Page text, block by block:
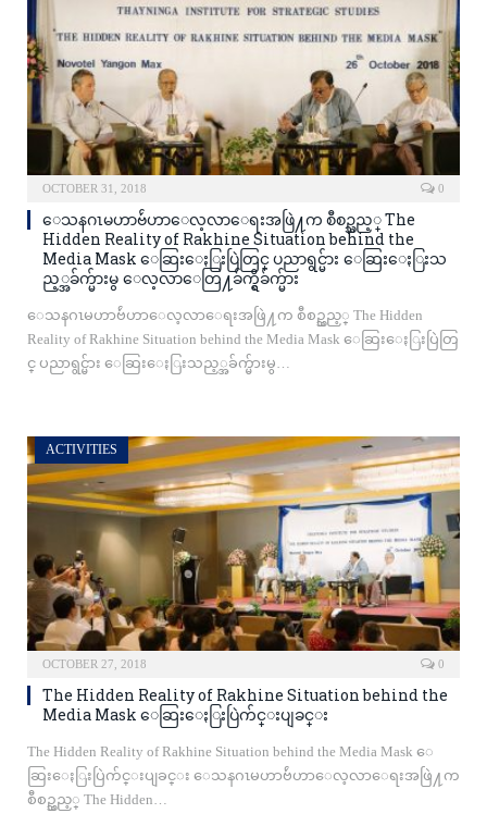
OCTOBER 31, 2018 0
ေသနဂၤမဟာဗ်ဴဟာေလ့လာေရးအဖြဲ႔က စီစဥ္သည့္ The
Hidden Reality of Rakhine Situation behind the
Media Mask ေဆြးေႏြးပြဲတြင္ ပညာရွင္မ်ား ေဆြးေႏြးသ
ည့္အခ်က္မ်ားမွ ေလ့လာေတြ႔ခ်က္ရွိခ်က္မ်ား
ေသနဂၤမဟာဗ်ဴဟာေလ့လာေရးအဖြဲ႔က စီစဥ္သည့္ The Hidden
Reality of Rakhine Situation behind the Media Mask ေဆြးေႏြးပြဲတြ
င္ ပညာရွင္မ်ား ေဆြးေႏြးသည့္အခ်က္မ်ားမွ…
ACTIVITIES
OCTOBER 27, 2018 0
The Hidden Reality of Rakhine Situation behind the
Media Mask ေဆြးေႏြးပြဲက်င္းပျခင္း
The Hidden Reality of Rakhine Situation behind the Media Mask ေ
ဆြးေႏြးပြဲက်င္းပျခင္း ေသနဂၤမဟာဗ်ဴဟာေလ့လာေရးအဖြဲ႔က
စီစဥ္သည့္ The Hidden…